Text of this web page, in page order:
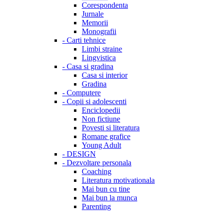
Corespondenta
Jurnale
Memorii
Monografii
- Carti tehnice
Limbi straine
Lingvistica
- Casa si gradina
Casa si interior
Gradina
- Computere
- Copii si adolescenti
Enciclopedii
Non fictiune
Povesti si literatura
Romane grafice
Young Adult
- DESIGN
- Dezvoltare personala
Coaching
Literatura motivationala
Mai bun cu tine
Mai bun la munca
Parenting